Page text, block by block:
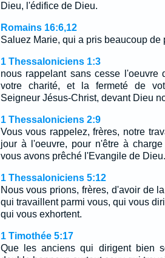
Dieu, l'édifice de Dieu.
Romains 16:6,12
Saluez Marie, qui a pris beaucoup
1 Thessaloniciens 1:3
nous rappelant sans cesse l'oeuvre
votre charité, et la fermeté de
Seigneur Jésus-Christ, devant Dieu
1 Thessaloniciens 2:9
Vous vous rappelez, frères, notre
jour à l'oeuvre, pour n'être à
vous avons prêché l'Evangile de Dieu.
1 Thessaloniciens 5:12
Nous vous prions, frères, d'avoir de
qui travaillent parmi vous, qui vous
qui vous exhortent.
1 Timothée 5:17
Que les anciens qui dirigent bien